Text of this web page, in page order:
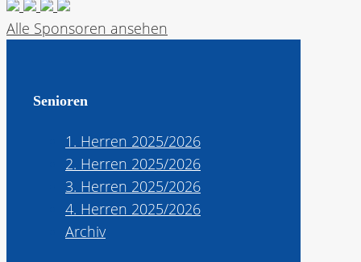
Alle Sponsoren ansehen
Senioren
1. Herren 2025/2026
2. Herren 2025/2026
3. Herren 2025/2026
4. Herren 2025/2026
Archiv